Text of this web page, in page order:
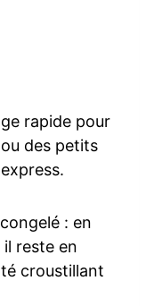
rapide pour
des petits
: en
reste en
croustillant